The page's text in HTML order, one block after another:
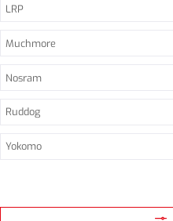
LRP
Muchmore
Nosram
Ruddog
Yokomo